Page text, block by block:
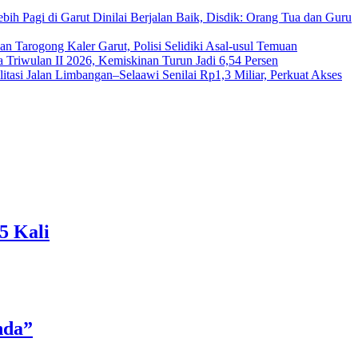
Pagi di Garut Dinilai Berjalan Baik, Disdik: Orang Tua dan Guru
Tarogong Kaler Garut, Polisi Selidiki Asal-usul Temuan
Triwulan II 2026, Kemiskinan Turun Jadi 6,54 Persen
Jalan Limbangan–Selaawi Senilai Rp1,3 Miliar, Perkuat Akses
Kali